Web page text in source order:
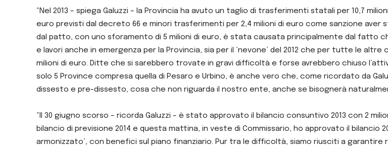
“Nel 2013 – spiega Galuzzi – la Provincia ha avuto un taglio di trasferimenti statali per 10,7
euro previsti dal decreto 66 e minori trasferimenti per 2,4 milioni di euro come sanzione
dal patto, con uno sforamento di 5 milioni di euro, è stata causata principalmente dal fatto
e lavori anche in emergenza per la Provincia, sia per il ‘nevone’ del 2012 che per tutte le
milioni di euro. Ditte che si sarebbero trovate in gravi difficoltà e forse avrebbero chiuso
solo 5 Province compresa quella di Pesaro e Urbino, è anche vero che, come ricordato da
dissesto e pre-dissesto, cosa che non riguarda il nostro ente, anche se bisognerà
“Il 30 giugno scorso – ricorda Galuzzi – è stato approvato il bilancio consuntivo 2013 con 2
bilancio di previsione 2014 e questa mattina, in veste di Commissario, ho approvato il bilancio
armonizzato’, con benefici sul piano finanziario. Pur tra le difficoltà, siamo riusciti a